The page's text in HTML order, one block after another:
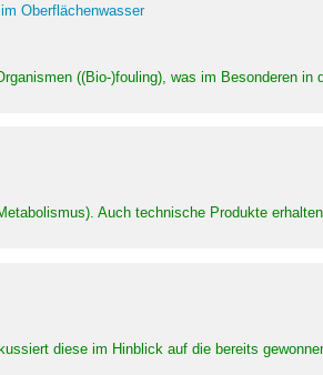
Oberflächenwasser
((Bio-)fouling), was im Besonderen in
Auch technische Produkte
diese im Hinblick auf die bereits